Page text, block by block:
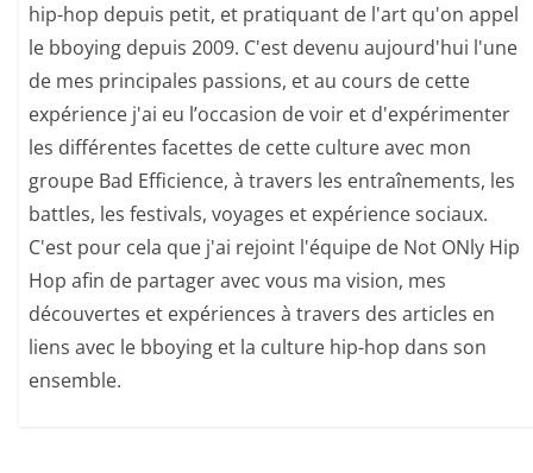
hip-hop depuis petit, et pratiquant de l'art qu'on appel
le bboying depuis 2009. C'est devenu aujourd'hui l'une
de mes principales passions, et au cours de cette
expérience j'ai eu l’occasion de voir et d'expérimenter
les différentes facettes de cette culture avec mon
groupe Bad Efficience, à travers les entraînements, les
battles, les festivals, voyages et expérience sociaux.
C'est pour cela que j'ai rejoint l'équipe de Not ONly Hip
Hop afin de partager avec vous ma vision, mes
découvertes et expériences à travers des articles en
liens avec le bboying et la culture hip-hop dans son
ensemble.